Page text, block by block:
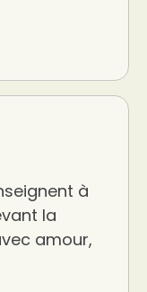
à
la
amour,